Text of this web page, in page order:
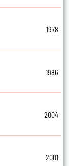
1978
1986
2004
2001